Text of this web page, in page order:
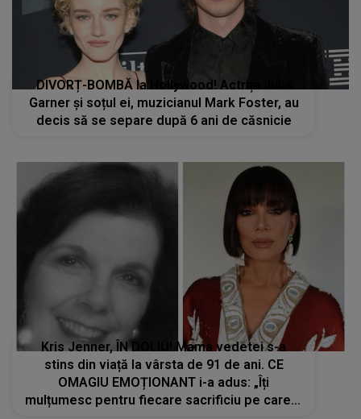
DIVORȚ-BOMBĂ la Hollywood! Actrița Julia
Garner și soțul ei, muzicianul Mark Foster, au
decis să se separe după 6 ani de căsnicie
Kris Jenner, ÎN DOLIU! Mama vedetei s-a
stins din viață la vârsta de 91 de ani. CE
OMAGIU EMOȚIONANT i-a adus: „Îți
mulțumesc pentru fiecare sacrificiu pe care l-